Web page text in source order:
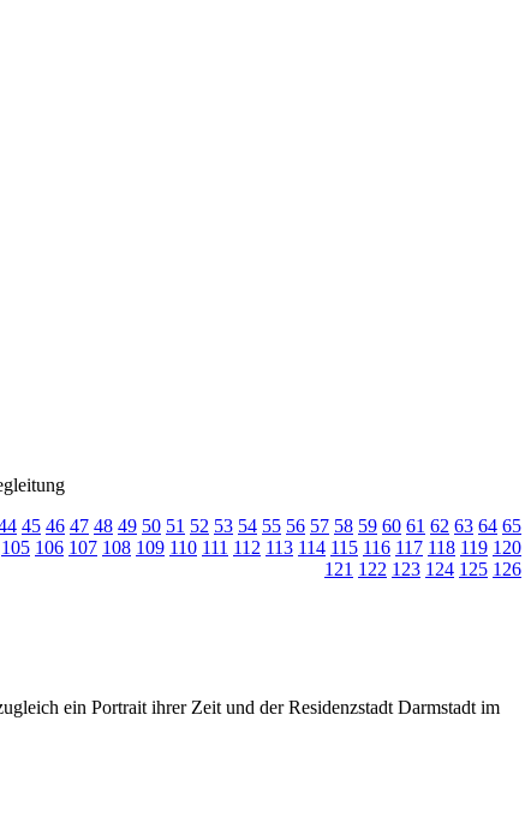
45 46 47 48 49 50 51 52 53 54 55 56 57 58 59 60 61 62 63 64 65
105 106 107 108 109 110 111 112 113 114 115 116 117 118 119 120
121 122 123 124 125 126
ein Portrait ihrer Zeit und der Residenzstadt Darmstadt im